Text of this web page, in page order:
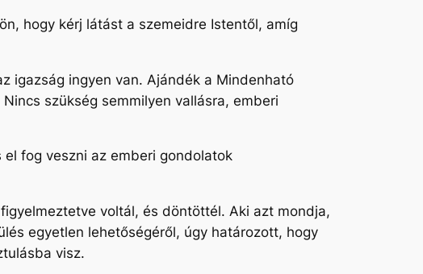
hogy kérj látást a szemeidre Istentől, amíg
igazság ingyen van. Ajándék a Mindenható
szükség semmilyen vallásra, emberi
fog veszni az emberi gondolatok
voltál, és döntöttél. Aki azt mondja,
egyetlen lehetőségéről, úgy határozott, hogy
visz.